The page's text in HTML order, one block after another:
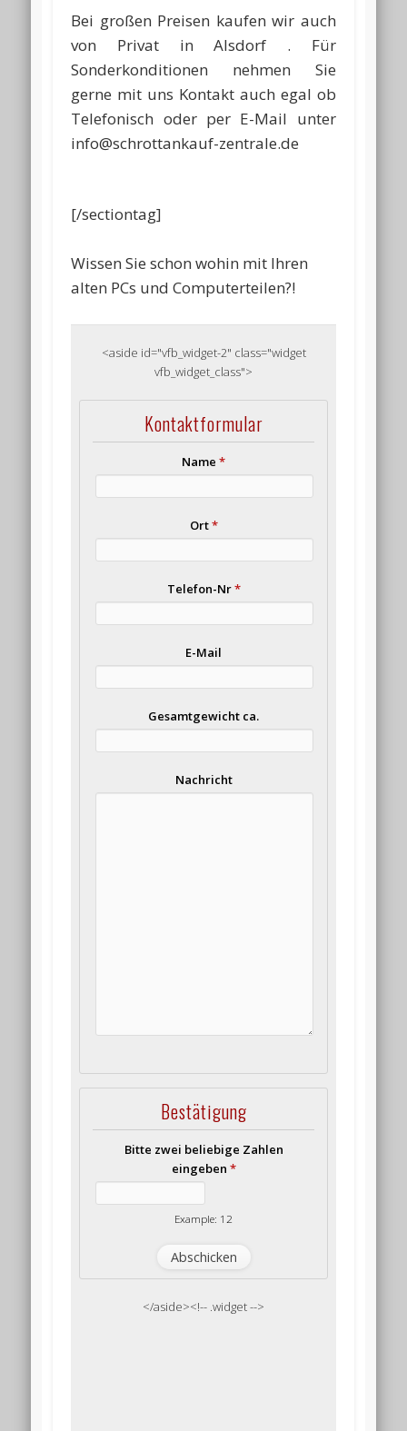
Bei großen Preisen kaufen wir auch
von Privat in Alsdorf . Für
Sonderkonditionen nehmen Sie
gerne mit uns Kontakt auch egal ob
Telefonisch oder per E-Mail unter
info@schrottankauf-zentrale.de
[/sectiontag]
Wissen Sie schon wohin mit Ihren
alten PCs und Computerteilen?!
<aside id="vfb_widget-2" class="widget
vfb_widget_class">
Kontaktformular
Name *
Ort*
Telefon-Nr*
E-Mail
Gesamtgewicht ca.
Nachricht
Bestätigung
Bitte zwei beliebige Zahlen
eingeben *
Example: 12
</aside><!-- .widget -->